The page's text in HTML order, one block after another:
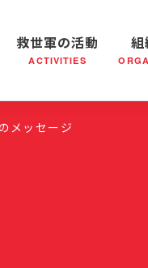
る社会問題 救世軍
救世軍の活動
ACTIVITIES
軍の活動 社会鍋
組織概要
メッセージ